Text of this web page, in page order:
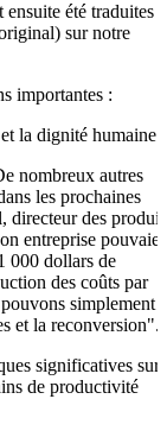
été traduites
sur notre
importantes :
la dignité humaine
nombreux autres
les prochaines
directeur des
entreprise
000 dollars de
des coûts par
simplement
et la reconversion".
significatives sur
de productivité